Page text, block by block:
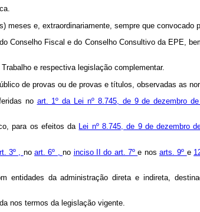
e, extraordinariamente, sempre que convocado
Conselho Fiscal e do Conselho Consultivo da EPE,
e respectiva legislação complementar.
de provas ou de provas e títulos, observadas as
no art. 1º da Lei nº 8.745, de 9 de dezembro de
para os efeitos da Lei nº 8.745, de 9 de dezembro
3º , noart. 6º ,no inciso II do art. 7ºe nos arts. 9º e
entidades da administração direta e indireta,
nos termos da legislação vigente.